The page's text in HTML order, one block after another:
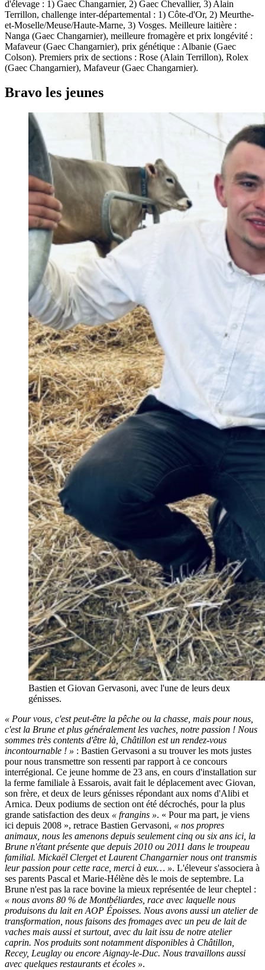
d'élevage : 1) Gaec Changarnier, 2) Gaec Chevallier, 3) Alain
Terrillon, challenge inter-départemental : 1) Côte-d'Or, 2) Meurthe-
et-Moselle/Meuse/Haute-Marne, 3) Vosges. Meilleure laitière :
Nanga (Gaec Changarnier), meilleure fromagère et prix longévité :
Mafaveur (Gaec Changarnier), prix génétique : Albanie (Gaec
Colson). Premiers prix de sections : Rose (Alain Terrillon), Rolex
(Gaec Changarnier), Mafaveur (Gaec Changarnier).
Bravo les jeunes
Bastien et Giovan Gervasoni, avec l'une de leurs deux
génisses.
« Pour vous, c'est peut-être la pêche ou la chasse, mais pour nous,
c'est la Brune et plus généralement les vaches, notre passion ! Nous
sommes très contents d'être là, Châtillon est un rendez-vous
incontournable ! » : Bastien Gervasoni a su trouver les mots justes
pour nous transmettre son ressenti par rapport à ce concours
interrégional. Ce jeune homme de 23 ans, en cours d'installation sur
la ferme familiale à Essarois, avait fait le déplacement avec Giovan,
son frère, et deux de leurs génisses répondant aux noms d'Alibi et
Arnica. Deux podiums de section ont été décrochés, pour la plus
grande satisfaction des deux « frangins ». « Pour ma part, je viens
ici depuis 2008 », retrace Bastien Gervasoni, « nos propres
animaux, nous les amenons depuis seulement cinq ou six ans ici, la
Brune n'étant présente que depuis 2010 ou 2011 dans le troupeau
familial. Mickaël Clerget et Laurent Changarnier nous ont transmis
leur passion pour cette race, merci à eux… ». L'éleveur s'associera à
ses parents Pascal et Marie-Hélène dès le mois de septembre. La
Brune n'est pas la race bovine la mieux représentée de leur cheptel :
« nous avons 80 % de Montbéliardes, race avec laquelle nous
produisons du lait en AOP Époisses. Nous avons aussi un atelier de
transformation, nous faisons des fromages avec un peu de lait de
vaches mais aussi et surtout, avec du lait issu de notre atelier
caprin. Nos produits sont notamment disponibles à Châtillon,
Recey, Leuglay ou encore Aignay-le-Duc. Nous travaillons aussi
avec quelques restaurants et écoles ».